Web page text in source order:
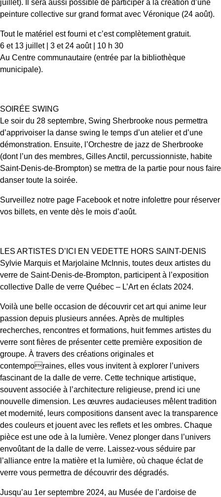
juillet). Il sera aussi possible de participer à la création d’une
peinture collective sur grand format avec Véronique (24 août).
Tout le matériel est fourni et c’est complètement gratuit.
6 et 13 juillet | 3 et 24 août | 10 h 30
Au Centre communautaire (entrée par la bibliothèque
municipale).
SOIRÉE SWING
Le soir du 28 septembre, Swing Sherbrooke nous permettra
d’apprivoiser la danse swing le temps d’un atelier et d’une
démonstration. Ensuite, l’Orchestre de jazz de Sherbrooke
(dont l’un des membres, Gilles Anctil, percussionniste, habite
Saint-Denis-de-Brompton) se mettra de la partie pour nous faire
danser toute la soirée.
Surveillez notre page Facebook et notre infolettre pour réserver
vos billets, en vente dès le mois d’août.
LES ARTISTES D’ICI EN VEDETTE HORS SAINT-DENIS
Sylvie Marquis et Marjolaine McInnis, toutes deux artistes du
verre de Saint-Denis-de-Brompton, participent à l’exposition
collective Dalle de verre Québec – L’Art en éclats 2024.
Voilà une belle occasion de découvrir cet art qui anime leur
passion depuis plusieurs années. Après de multiples
recherches, rencontres et formations, huit femmes artistes du
verre sont fières de présenter cette première exposition de
groupe. À travers des créations originales et
contemporaines, elles vous invitent à explorer l’univers
fascinant de la dalle de verre. Cette technique artistique,
souvent associée à l’architecture religieuse, prend ici une
nouvelle dimension. Les œuvres audacieuses mêlent tradition
et modernité, leurs compositions dansent avec la transparence
des couleurs et jouent avec les reflets et les ombres. Chaque
pièce est une ode à la lumière. Venez plonger dans l’univers
envoûtant de la dalle de verre. Laissez-vous séduire par
l’alliance entre la matière et la lumière, où chaque éclat de
verre vous permettra de découvrir des dégradés.
Jusqu’au 1er septembre 2024, au Musée de l’ardoise de